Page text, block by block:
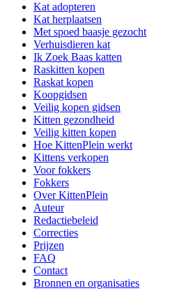
Kat adopteren
Kat herplaatsen
Met spoed baasje gezocht
Verhuisdieren kat
Ik Zoek Baas katten
Raskitten kopen
Raskat kopen
Koopgidsen
Veilig kopen gidsen
Kitten gezondheid
Veilig kitten kopen
Hoe KittenPlein werkt
Kittens verkopen
Voor fokkers
Fokkers
Over KittenPlein
Auteur
Redactiebeleid
Correcties
Prijzen
FAQ
Contact
Bronnen en organisaties